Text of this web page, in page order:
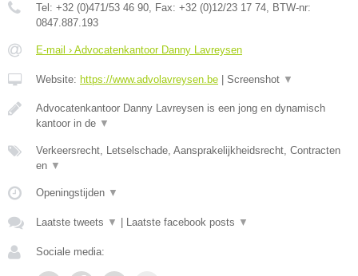
Tel: +32 (0)471/53 46 90 , Fax: +32 (0)12/23 17 74 , BTW-nr:
0847.887.193
E-mail › Advocatenkantoor Danny Lavreysen
Website: https://www.advolavreysen.be Screenshot ▼
Advocatenkantoor Danny Lavreysen is een jong en dynamisch
kantoor in de ▼
Verkeersrecht, Letselschade, Aansprakelijkheidsrecht, Contracten
en ▼
Openingstijden ▼
Laatste tweets ▼ Laatste facebook posts ▼
Sociale media: